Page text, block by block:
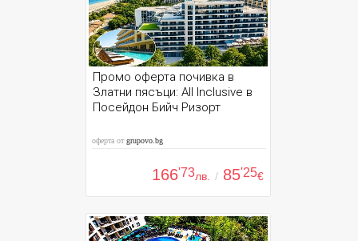
Промо оферта почивка в
Златни пясъци: All Inclusive в
Посейдон Бийч Ризорт
оферта отgrupovo.bg
166'73лв. / 85'25€